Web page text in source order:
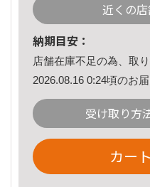
近くの
納期目安：
店舗在庫不足の為、取
2026.08.16 0:24頃のお届
受け取り方
カー